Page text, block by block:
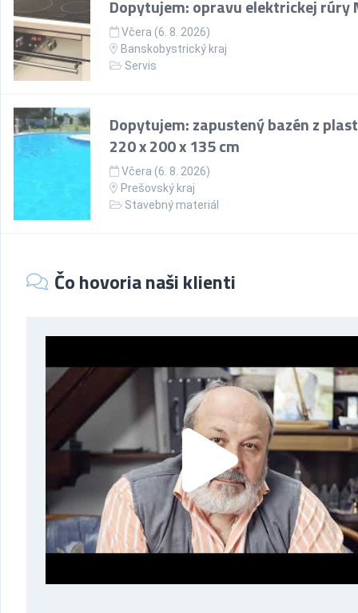
Dopytujem: opravu elektrickej rúry
Včera (6. 8. 2026)
Banskobystrický kraj
Servis
Dopytujem: zapustený bazén z
220 x 200 x 135 cm
Včera (6. 8. 2026)
Prešovský kraj
Stavebný materiál
Čo hovoria naši klienti